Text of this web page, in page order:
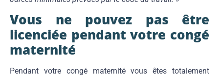
Vous ne pouvez pas être
licenciée pendant votre congé
maternité
Pendant votre congé maternité vous êtes totalement